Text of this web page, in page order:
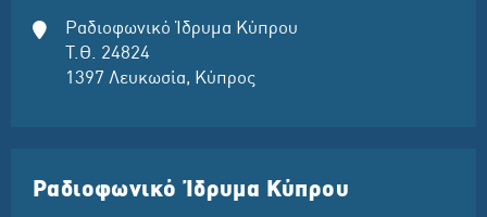
Ραδιοφωνικό Ίδρυμα Κύπρου
Τ.Θ. 24824
1397 Λευκωσία, Κύπρος
Ραδιοφωνικό Ίδρυμα Κύπρου